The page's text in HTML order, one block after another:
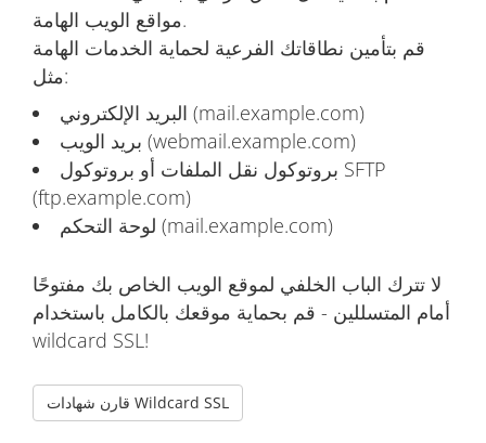
مواقع الويب الهامة.
قم بتأمين نطاقاتك الفرعية لحماية الخدمات الهامة
مثل:
البريد الإلكتروني (mail.example.com)
بريد الويب (webmail.example.com)
بروتوكول نقل الملفات أو بروتوكول SFTP
(ftp.example.com)
لوحة التحكم (mail.example.com)
لا تترك الباب الخلفي لموقع الويب الخاص بك مفتوحًا
أمام المتسللين - قم بحماية موقعك بالكامل باستخدام
wildcard SSL!
قارن شهادات Wildcard SSL